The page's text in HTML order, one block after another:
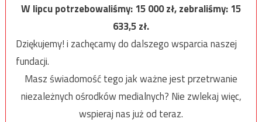
W lipcu potrzebowaliśmy:15 000zł, zebraliśmy:15
633,5zł.
Dziękujemy! i zachęcamy do dalszego wsparcia naszej
fundacji.
Masz świadomość tego jak ważne jest przetrwanie
niezależnych ośrodków medialnych? Nie zwlekaj więc,
wspieraj nas już od teraz.